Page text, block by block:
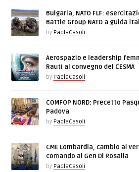
Bulgaria, NATO FLF:
Battle Group NATO a guida
by PaolaCasoli
Aerospazio e leadership
Rauti al convegno del CESMA
by PaolaCasoli
COMFOP NORD: Precetto
Padova
by PaolaCasoli
CME Lombardia, cambio al
comando al Gen Di Rosalia
by PaolaCasoli